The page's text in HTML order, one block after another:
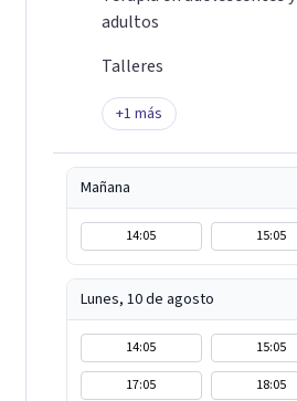
adultos
Talleres
+1 más
Mañana
14:05 15:05
Lunes, 10 de agosto
14:05 15:05
17:05
18:05